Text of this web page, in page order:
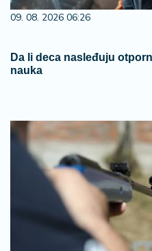
09. 08. 2026 06:26
Da li deca nasleđuju
nauka